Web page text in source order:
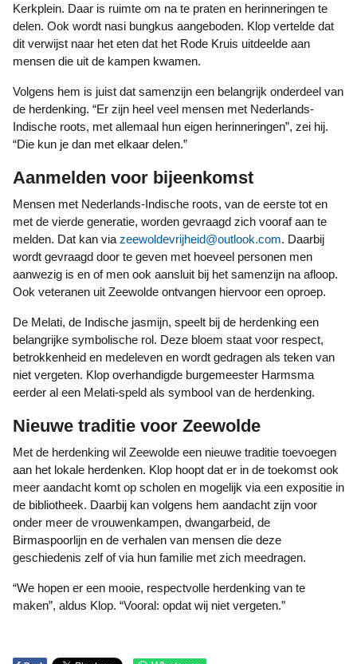
Kerkplein. Daar is ruimte om na te praten en herinneringen te
delen. Ook wordt nasi bungkus aangeboden. Klop vertelde dat
dit verwijst naar het eten dat het Rode Kruis uitdeelde aan
mensen die uit de kampen kwamen.
Volgens hem is juist dat samenzijn een belangrijk onderdeel van
de herdenking. “Er zijn heel veel mensen met Nederlands-
Indische roots, met allemaal hun eigen herinneringen”, zei hij.
“Die kun je dan met elkaar delen.”
Aanmelden voor bijeenkomst
Mensen met Nederlands-Indische roots, van de eerste tot en
met de vierde generatie, worden gevraagd zich vooraf aan te
melden. Dat kan via zeewoldevrijheid@outlook.com. Daarbij
wordt gevraagd door te geven met hoeveel personen men
aanwezig is en of men ook aansluit bij het samenzijn na afloop.
Ook veteranen uit Zeewolde ontvangen hiervoor een oproep.
De Melati, de Indische jasmijn, speelt bij de herdenking een
belangrijke symbolische rol. Deze bloem staat voor respect,
betrokkenheid en medeleven en wordt gedragen als teken van
niet vergeten. Klop overhandigde burgemeester Harmsma
eerder al een Melati-speld als symbool van de herdenking.
Nieuwe traditie voor Zeewolde
Met de herdenking wil Zeewolde een nieuwe traditie toevoegen
aan het lokale herdenken. Klop hoopt dat er in de toekomst ook
meer aandacht komt op scholen en mogelijk via een expositie in
de bibliotheek. Daarbij kan volgens hem aandacht zijn voor
onder meer de vrouwenkampen, dwangarbeid, de
Birmaspoorlijn en de verhalen van mensen die deze
geschiedenis zelf of via hun familie met zich meedragen.
“We hopen er een mooie, respectvolle herdenking van te
maken”, aldus Klop. “Vooral: opdat wij niet vergeten.”